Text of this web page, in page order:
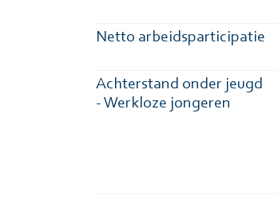
Netto arbeidsparticipatie
Achterstand onder jeugd
- Werkloze jongeren